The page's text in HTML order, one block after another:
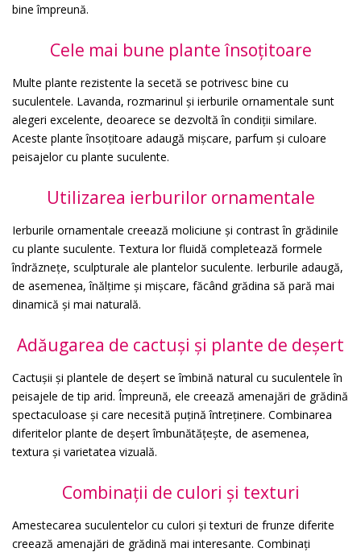
bine împreună.
Cele mai bune plante însoțitoare
Multe plante rezistente la secetă se potrivesc bine cu
suculentele. Lavanda, rozmarinul și ierburile ornamentale sunt
alegeri excelente, deoarece se dezvoltă în condiții similare.
Aceste plante însoțitoare adaugă mișcare, parfum și culoare
peisajelor cu plante suculente.
Utilizarea ierburilor ornamentale
Ierburile ornamentale creează moliciune și contrast în grădinile
cu plante suculente. Textura lor fluidă completează formele
îndrăznețe, sculpturale ale plantelor suculente. Ierburile adaugă,
de asemenea, înălțime și mișcare, făcând grădina să pară mai
dinamică și mai naturală.
Adăugarea de cactuși și plante de deșert
Cactușii și plantele de deșert se îmbină natural cu suculentele în
peisajele de tip arid. Împreună, ele creează amenajări de grădină
spectaculoase și care necesită puțină întreținere. Combinarea
diferitelor plante de deșert îmbunătățește, de asemenea,
textura și varietatea vizuală.
Combinații de culori și texturi
Amestecarea suculentelor cu culori și texturi de frunze diferite
creează amenajări de grădină mai interesante. Combinați